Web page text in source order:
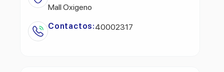
Mall Oxigeno
Contactos:40002317